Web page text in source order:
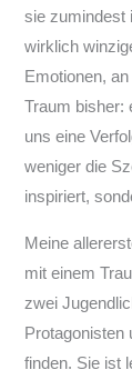
sie zumindest
wirklich
Emotionen,
Traum bisher:
uns eine
weniger die
inspiriert,
Meine
mit einem
zwei
Protagonisten
finden. Sie ist